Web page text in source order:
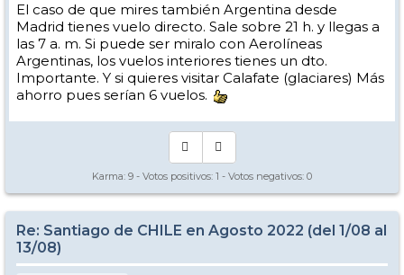
El caso de que mires también Argentina desde
Madrid tienes vuelo directo. Sale sobre 21 h. y llegas a
las 7 a. m. Si puede ser miralo con Aerolíneas
Argentinas, los vuelos interiores tienes un dto.
Importante. Y si quieres visitar Calafate (glaciares) Más
ahorro pues serían 6 vuelos.
Karma: 9 - Votos positivos: 1 - Votos negativos: 0
Re: Santiago de CHILE en Agosto 2022 (del 1/08 al
13/08)